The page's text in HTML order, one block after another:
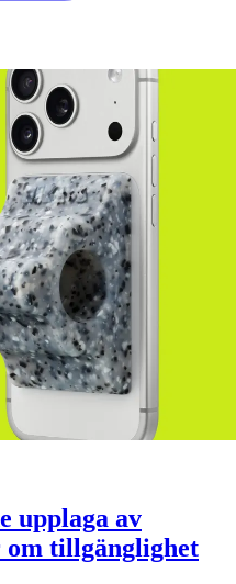
upplaga av
om tillgänglighet